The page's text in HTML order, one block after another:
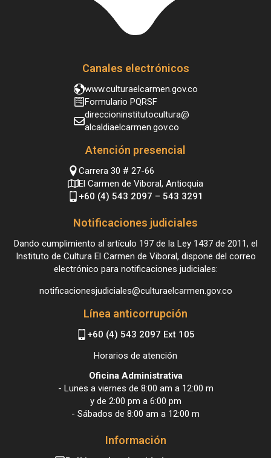
Canales electrónicos
www.culturaelcarmen.gov.co
Formulario PQRSF
direccioninstitutocultura@
alcaldiaelcarmen.gov.co
Atención presencial
Carrera 30 # 27-66
El Carmen de Viboral, Antioquia
+60 (4) 543 2097 – 543 3291
Notificaciones judiciales
Dando cumplimiento al artículo 197 de la Ley 1437 de 2011, el
Instituto de Cultura El Carmen de Viboral, dispone del correo
electrónico para notificaciones judiciales:
notificacionesjudiciales@culturaelcarmen.gov.co
Línea anticorrupción
+60 (4) 543 2097 Ext 105
Horarios de atención
Oficina Administrativa
- Lunes a viernes de 8:00 am a 12:00 m
y de 2:00 pm a 6:00 pm
- Sábados de 8:00 am a 12:00 m
Información